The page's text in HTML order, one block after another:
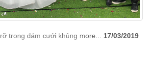
trong đám cưới khủng more...
17/03/2019